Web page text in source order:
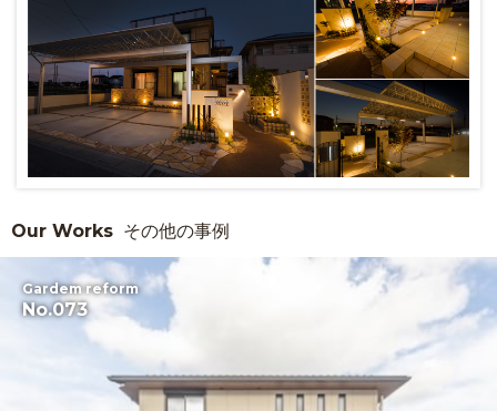
Our Works その他の事例
Gardem reform
No.073